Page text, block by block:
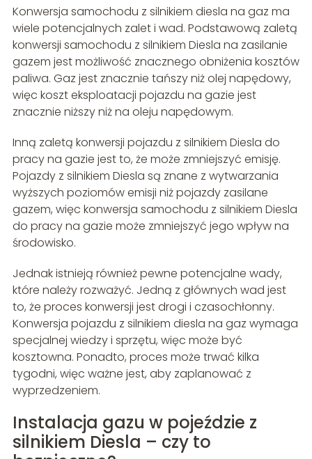
Konwersja samochodu z silnikiem diesla na gaz ma
wiele potencjalnych zalet i wad. Podstawową zaletą
konwersji samochodu z silnikiem Diesla na zasilanie
gazem jest możliwość znacznego obniżenia kosztów
paliwa. Gaz jest znacznie tańszy niż olej napędowy,
więc koszt eksploatacji pojazdu na gazie jest
znacznie niższy niż na oleju napędowym.
Inną zaletą konwersji pojazdu z silnikiem Diesla do
pracy na gazie jest to, że może zmniejszyć emisję.
Pojazdy z silnikiem Diesla są znane z wytwarzania
wyższych poziomów emisji niż pojazdy zasilane
gazem, więc konwersja samochodu z silnikiem Diesla
do pracy na gazie może zmniejszyć jego wpływ na
środowisko.
Jednak istnieją również pewne potencjalne wady,
które należy rozważyć. Jedną z głównych wad jest
to, że proces konwersji jest drogi i czasochłonny.
Konwersja pojazdu z silnikiem diesla na gaz wymaga
specjalnej wiedzy i sprzętu, więc może być
kosztowna. Ponadto, proces może trwać kilka
tygodni, więc ważne jest, aby zaplanować z
wyprzedzeniem.
Instalacja gazu w pojeździe z
silnikiem Diesla – czy to